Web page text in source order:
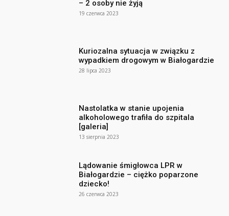
– 2 osoby nie żyją
19 czerwca 2023
Kuriozalna sytuacja w związku z
wypadkiem drogowym w Białogardzie
28 lipca 2023
Nastolatka w stanie upojenia
alkoholowego trafiła do szpitala
[galeria]
13 sierpnia 2023
Lądowanie śmigłowca LPR w
Białogardzie – ciężko poparzone
dziecko!
26 czerwca 2023